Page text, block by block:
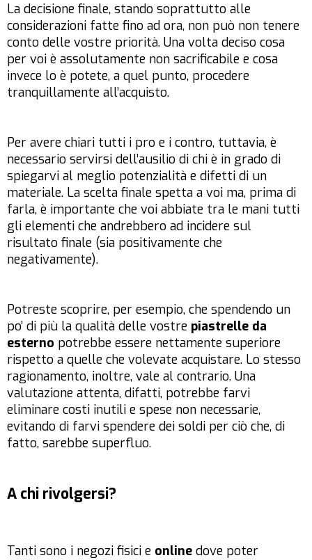
La decisione finale, stando soprattutto alle
considerazioni fatte fino ad ora, non può non tenere
conto delle vostre priorità. Una volta deciso cosa
per voi è assolutamente non sacrificabile e cosa
invece lo è potete, a quel punto, procedere
tranquillamente all’acquisto.
Per avere chiari tutti i pro e i contro, tuttavia, è
necessario servirsi dell’ausilio di chi è in grado di
spiegarvi al meglio potenzialità e difetti di un
materiale. La scelta finale spetta a voi ma, prima di
farla, è importante che voi abbiate tra le mani tutti
gli elementi che andrebbero ad incidere sul
risultato finale (sia positivamente che
negativamente).
Potreste scoprire, per esempio, che spendendo un
po’ di più la qualità delle vostre piastrelle da
esterno potrebbe essere nettamente superiore
rispetto a quelle che volevate acquistare. Lo stesso
ragionamento, inoltre, vale al contrario. Una
valutazione attenta, difatti, potrebbe farvi
eliminare costi inutili e spese non necessarie,
evitando di farvi spendere dei soldi per ciò che, di
fatto, sarebbe superfluo.
A chi rivolgersi?
Tanti sono i negozi fisici e online dove poter